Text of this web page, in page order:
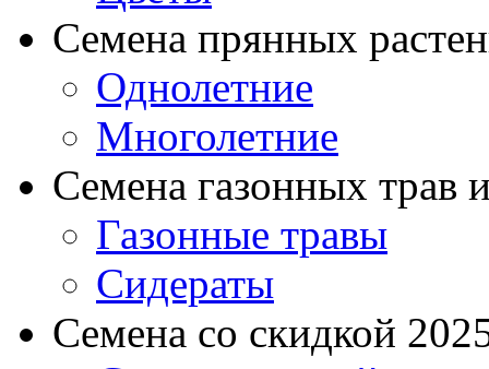
Семена прянных
Однолетние
Многолетние
Семена газонных трав
Газонные травы
Сидераты
Семена со скидкой